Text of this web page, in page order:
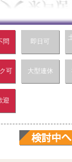
問 即日可
可 大型連休
迎